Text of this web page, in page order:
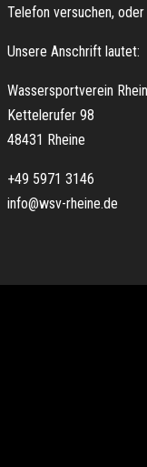
Telefon versuchen,
Unsere Anschrift lautet:
Wassersportverein
Kettelerufer 98
48431 Rheine
+49 5971 3146
info@wsv-rheine.de